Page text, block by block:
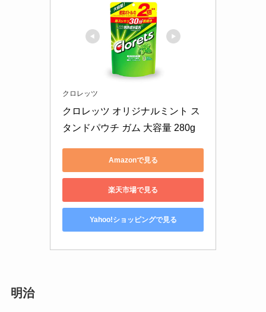
クロレッツ
クロレッツ オリジナルミント ス
タンドパウチ ガム 大容量 280g
Amazonで見る
楽天市場で見る
Yahoo!ショッピングで見る
明治